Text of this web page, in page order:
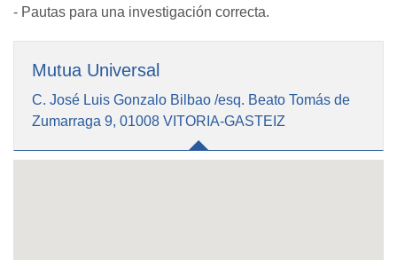
- Pautas para una investigación correcta.
Mutua Universal
C. José Luis Gonzalo Bilbao /esq. Beato Tomás de
Zumarraga 9, 01008 VITORIA-GASTEIZ